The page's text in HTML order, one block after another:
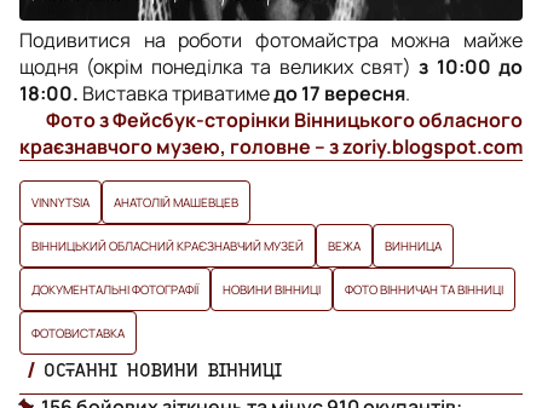
Подивитися на роботи фотомайстра можна майже
щодня (окрім понеділка та великих свят)з 10:00 до
18:00. Виставка триватимедо 17 вересня.
Фото з Фейсбук-сторінки Вінницького обласного
краєзнавчого музею, головне – з zoriy.blogspot.com
VINNYTSIA АНАТОЛІЙ МАШЕВЦЕВ
ВІННИЦЬКИЙ ОБЛАСНИЙ КРАЄЗНАВЧИЙ МУЗЕЙ ВЕЖА ВИННИЦА
ДОКУМЕНТАЛЬНІ ФОТОГРАФІЇ НОВИНИ ВІННИЦІ ФОТО ВІННИЧАН ТА ВІННИЦІ
ФОТОВИСТАВКА
ОСТАННІ НОВИНИ ВІННИЦІ